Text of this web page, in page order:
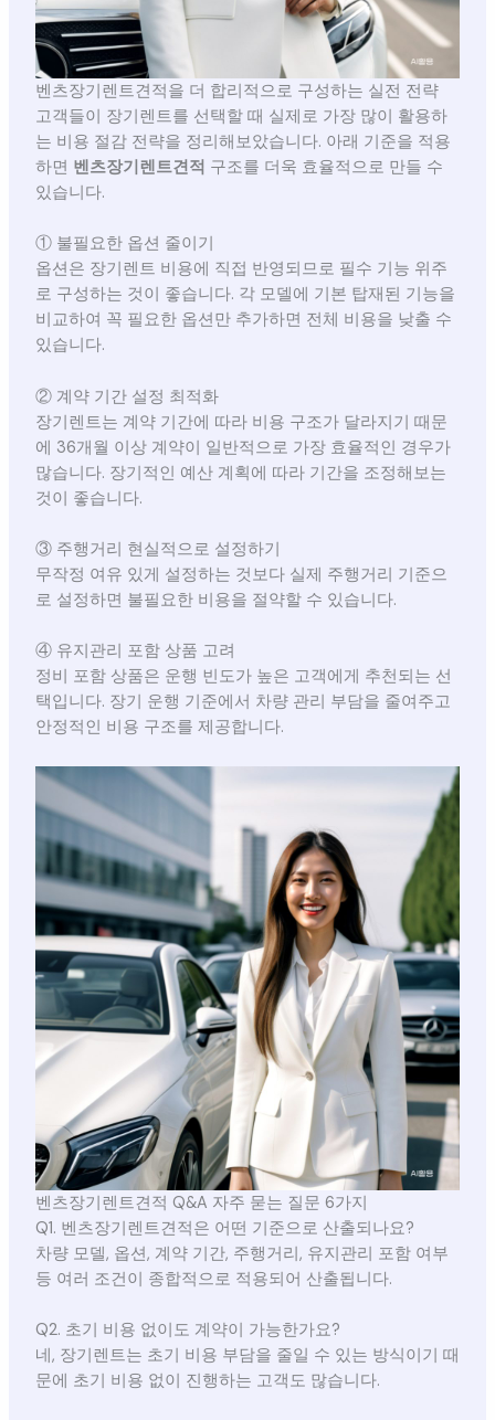
벤츠장기렌트견적을 더 합리적으로 구성하는 실전 전략
고객들이 장기렌트를 선택할 때 실제로 가장 많이 활용하
는 비용 절감 전략을 정리해보았습니다. 아래 기준을 적용
하면 벤츠장기렌트견적 구조를 더욱 효율적으로 만들 수
있습니다.
① 불필요한 옵션 줄이기
옵션은 장기렌트 비용에 직접 반영되므로 필수 기능 위주
로 구성하는 것이 좋습니다. 각 모델에 기본 탑재된 기능을
비교하여 꼭 필요한 옵션만 추가하면 전체 비용을 낮출 수
있습니다.
② 계약 기간 설정 최적화
장기렌트는 계약 기간에 따라 비용 구조가 달라지기 때문
에 36개월 이상 계약이 일반적으로 가장 효율적인 경우가
많습니다. 장기적인 예산 계획에 따라 기간을 조정해보는
것이 좋습니다.
③ 주행거리 현실적으로 설정하기
무작정 여유 있게 설정하는 것보다 실제 주행거리 기준으
로 설정하면 불필요한 비용을 절약할 수 있습니다.
④ 유지관리 포함 상품 고려
정비 포함 상품은 운행 빈도가 높은 고객에게 추천되는 선
택입니다. 장기 운행 기준에서 차량 관리 부담을 줄여주고
안정적인 비용 구조를 제공합니다.
벤츠장기렌트견적 Q&A 자주 묻는 질문 6가지
Q1. 벤츠장기렌트견적은 어떤 기준으로 산출되나요?
차량 모델, 옵션, 계약 기간, 주행거리, 유지관리 포함 여부
등 여러 조건이 종합적으로 적용되어 산출됩니다.
Q2. 초기 비용 없이도 계약이 가능한가요?
네, 장기렌트는 초기 비용 부담을 줄일 수 있는 방식이기 때
문에 초기 비용 없이 진행하는 고객도 많습니다.